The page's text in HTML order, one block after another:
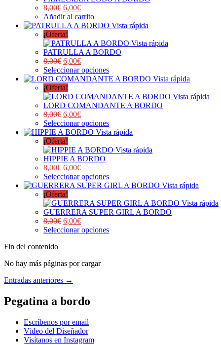
8,00€ 6,00€
Añadir al carrito
Vista rápida
¡Oferta!
Vista rápida
PATRULLA A BORDO
8,00€ 6,00€
Seleccionar opciones
Vista rápida
¡Oferta!
Vista rápida
LORD COMANDANTE A BORDO
8,00€ 6,00€
Seleccionar opciones
Vista rápida
¡Oferta!
Vista rápida
HIPPIE A BORDO
8,00€ 6,00€
Seleccionar opciones
Vista rápida
¡Oferta!
Vista rápida
GUERRERA SUPER GIRL A BORDO
8,00€ 6,00€
Seleccionar opciones
Fin del contenido
No hay más páginas por cargar
Entradas anteriores →
Pegatina a bordo
Escríbenos por email
Vídeo del Diseñador
Visítanos en Instagram